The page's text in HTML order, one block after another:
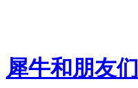
犀牛和朋友们